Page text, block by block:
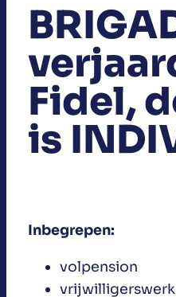
Fidel,
is
Inbegrepen:
volpension
vrijwilligerswerk